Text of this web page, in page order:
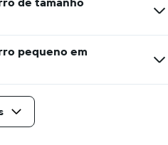
pequeno em